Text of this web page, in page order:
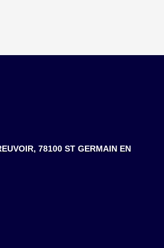
78100 ST GERMAIN EN